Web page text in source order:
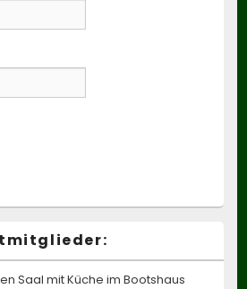
Saal mit Küche im Bootshaus